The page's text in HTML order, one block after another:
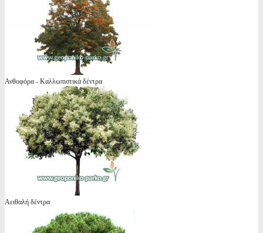
Ανθοφόρα - Καλλωπιστικά δέντρα
Αειθαλή δέντρα